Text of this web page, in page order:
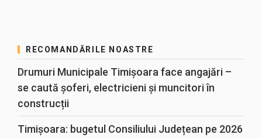
RECOMANDĂRILE NOASTRE
Drumuri Municipale Timișoara face angajări –
se caută șoferi, electricieni și muncitori în
construcții
Timișoara: bugetul Consiliului Județean pe 2026